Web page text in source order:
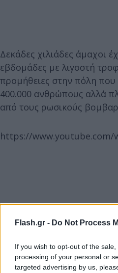
Flash.gr - Do Not Process
If you wish to opt-out of the
processing of your personal or
targeted advertising by us,
Δεκάδες χιλιάδες άμαχοι
εβδομάδες με λιγοστή
προμήθειες στην πόλη που
400.000 ανθρώπους αλλά
από τους ρωσικούς
https://www.youtube.com/